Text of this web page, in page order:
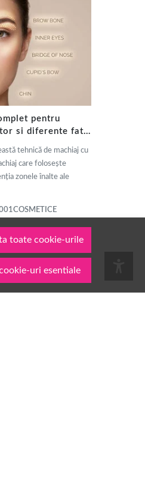
toate cookie-urile
uri esentiale
pentru
si diferente fata
tehnică de machiaj cu
care folosește
zonele înalte ale